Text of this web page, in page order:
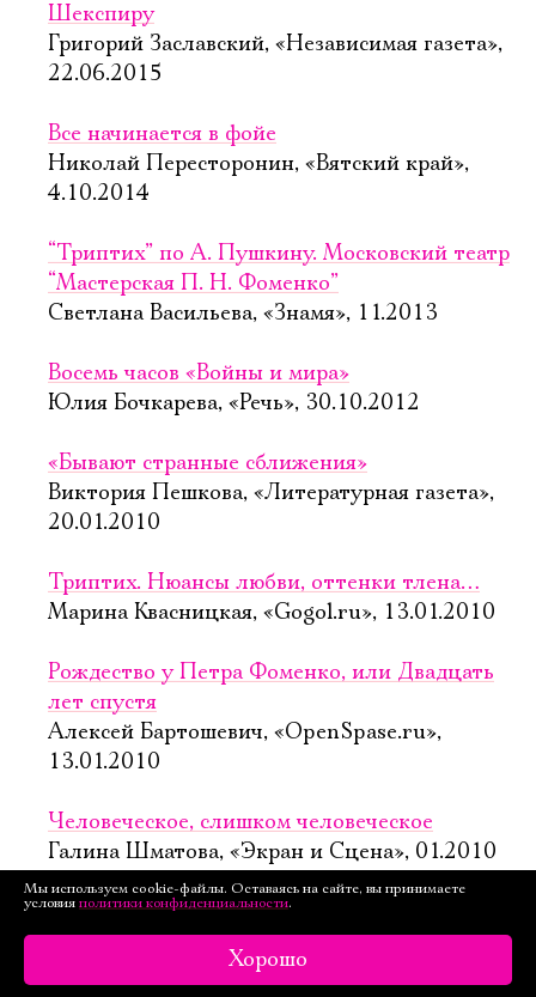
Шекспиру
Григорий Заславский, «Независимая газета»,
22.06.2015
Все начинается в фойе
Николай Пересторонин, «Вятский край»,
4.10.2014
“Триптих” по А. Пушкину. Московский театр
“Мастерская П. Н. Фоменко”
Светлана Васильева, «Знамя», 11.2013
Восемь часов «Войны и мира»
Юлия Бочкарева, «Речь», 30.10.2012
«Бывают странные сближения»
Виктория Пешкова, «Литературная газета»,
20.01.2010
Триптих. Нюансы любви, оттенки тлена…
Марина Квасницкая, «Gogol.ru», 13.01.2010
Рождество у Петра Фоменко, или Двадцать
лет спустя
Алексей Бартошевич, «OpenSpase.ru»,
13.01.2010
Человеческое, слишком человеческое
Галина Шматова, «Экран и Сцена», 01.2010
Кирилл Пирогов все-таки соблазнил Галину
Тюнину
Анастасия Плешакова, «Комсомольская
Мы используем cookie-файлы. Оставаясь на сайте, вы принимаете
условия политики конфиденциальности.
Хорошо